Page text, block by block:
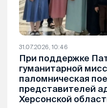
31.07.2026, 10:46
При поддержке
гуманитарной
паломническая
представителей
Херсонской